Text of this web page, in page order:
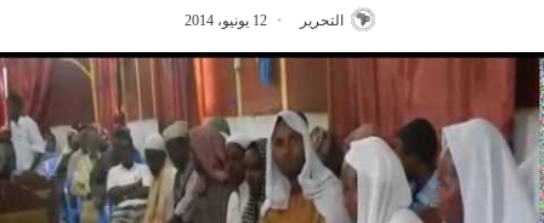
التحرير 12 يونيو، 2014